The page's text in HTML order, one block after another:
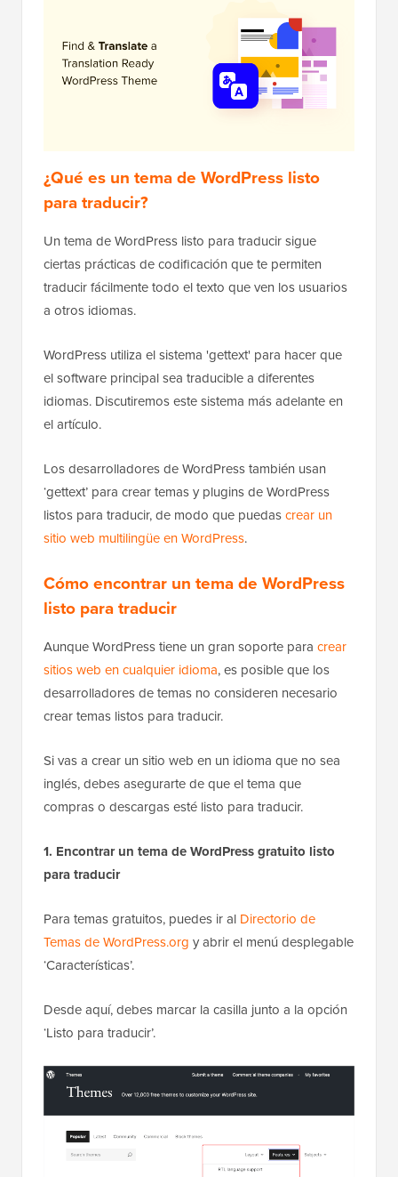
¿Qué es un tema de WordPress listo
para traducir?
Un tema de WordPress listo para traducir sigue
ciertas prácticas de codificación que te permiten
traducir fácilmente todo el texto que ven los usuarios
a otros idiomas.
WordPress utiliza el sistema 'gettext' para hacer que
el software principal sea traducible a diferentes
idiomas. Discutiremos este sistema más adelante en
el artículo.
Los desarrolladores de WordPress también usan
‘gettext’ para crear temas y plugins de WordPress
listos para traducir, de modo que puedascrear un
sitio web multilingüe en WordPress.
Cómo encontrar un tema de WordPress
listo para traducir
Aunque WordPress tiene un gran soporte para crear
sitios web en cualquier idioma, es posible que los
desarrolladores de temas no consideren necesario
crear temas listos para traducir.
Si vas a crear un sitio web en un idioma que no sea
inglés, debes asegurarte de que el tema que
compras o descargas esté listo para traducir.
1. Encontrar un tema de WordPress gratuito listo
para traducir
Para temas gratuitos, puedes ir al Directorio de
Temas de WordPress.org y abrir el menú desplegable
‘Características’.
Desde aquí, debes marcar la casilla junto a la opción
‘Listo para traducir’.